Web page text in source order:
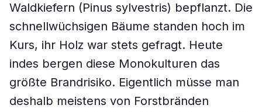
Waldkiefern (Pinus sylvestris) bepflanzt. Die
schnellwüchsigen Bäume standen hoch im
Kurs, ihr Holz war stets gefragt. Heute
indes bergen diese Monokulturen das
größte Brandrisiko. Eigentlich müsse man
deshalb meistens von Forstbränden